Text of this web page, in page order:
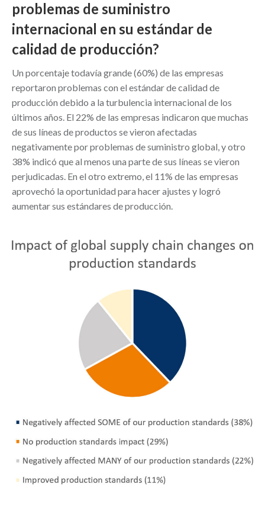
problemas de suministro
internacional en su estándar de
calidad de producción?
Un porcentaje todavía grande (60%) de las empresas
reportaron problemas con el estándar de calidad de
producción debido a la turbulencia internacional de los
últimos años. El 22% de las empresas indicaron que muchas
de sus líneas de productos se vieron afectadas
negativamente por problemas de suministro global, y otro
38% indicó que al menos una parte de sus líneas se vieron
perjudicadas. En el otro extremo, el 11% de las empresas
aprovechó la oportunidad para hacer ajustes y logró
aumentar sus estándares de producción.